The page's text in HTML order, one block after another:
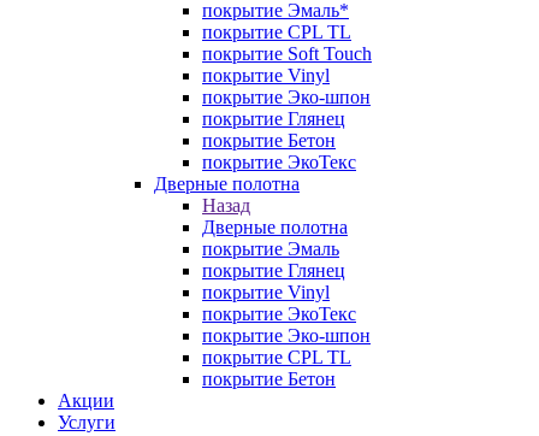
покрытие Эмаль*
покрытие CPL TL
покрытие Soft Touch
покрытие Vinyl
покрытие Эко-шпон
покрытие Глянец
покрытие Бетон
покрытие ЭкоТекс
Дверные полотна
Назад
Дверные полотна
покрытие Эмаль
покрытие Глянец
покрытие Vinyl
покрытие ЭкоТекс
покрытие Эко-шпон
покрытие CPL TL
покрытие Бетон
Акции
Услуги